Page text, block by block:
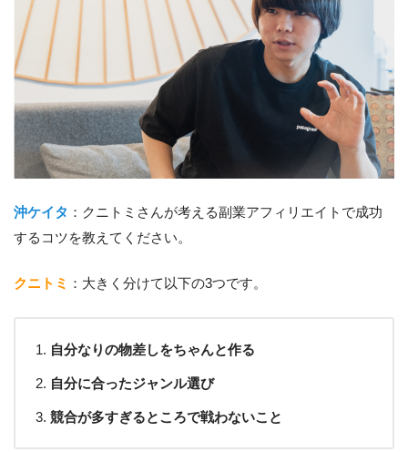
沖ケイタ ：クニトミさんが考える副業アフィリエイトで成功
するコツを教えてください。
クニトミ ：大きく分けて以下の3つです。
自分なりの物差しをちゃんと作る
自分に合ったジャンル選び
競合が多すぎるところで戦わないこと